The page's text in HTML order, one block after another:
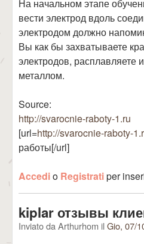
На начальном этапе
вести электрод вдоль
электродом должно
Вы как бы захватываете
электродов, расплавляете
металлом.
Source:
http://svarocnie-raboty-1.ru
[url=http://svarocnie-raboty-
работы[/url]
Accedio Registratiper
kiplar отзывы
Inviato daArthurhom ilGio, 07/